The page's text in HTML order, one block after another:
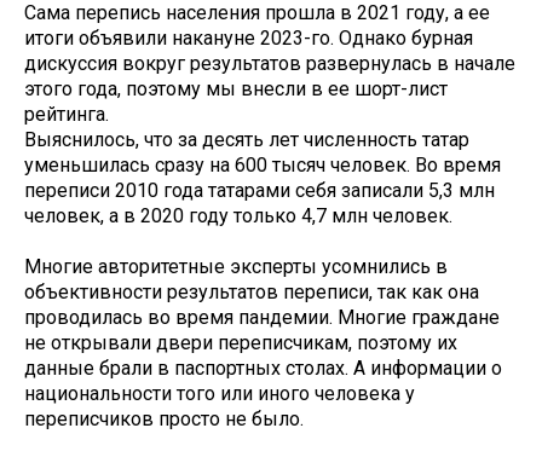
Сама перепись населения прошла в 2021 году, а ее
итоги объявили накануне 2023-го. Однако бурная
дискуссия вокруг результатов развернулась в начале
этого года, поэтому мы внесли в ее шорт-лист
рейтинга.
Выяснилось, что за десять лет численность татар
уменьшилась сразу на 600 тысяч человек. Во время
переписи 2010 года татарами себя записали 5,3 млн
человек, а в 2020 году только 4,7 млн человек.
Многие авторитетные эксперты усомнились в
объективности результатов переписи, так как она
проводилась во время пандемии. Многие граждане
не открывали двери переписчикам, поэтому их
данные брали в паспортных столах. А информации о
национальности того или иного человека у
переписчиков просто не было.